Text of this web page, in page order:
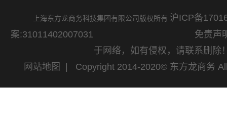
上海东方龙商务科技集团有限公司版权所有 沪ICP备
案:31011402007031 免责声明：网站
于网络，如有侵权，请联系删除
网站地图
| Copyright 2014-2020© 东方龙商务